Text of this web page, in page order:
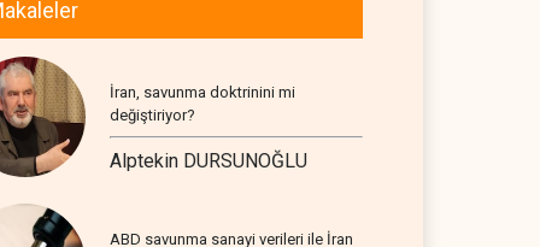
İran, savunma doktrinini mi
değiştiriyor?
Alptekin DURSUNOĞLU
ABD savunma sanayi verileri ile İran